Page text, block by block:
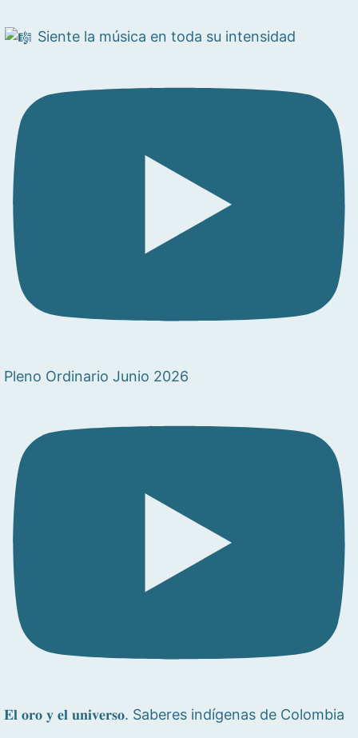
Siente la música en toda su intensidad
Pleno Ordinario Junio 2026
𝐄𝐥 𝐨𝐫𝐨 𝐲 𝐞𝐥 𝐮𝐧𝐢𝐯𝐞𝐫𝐬𝐨. Saberes indígenas de Colombia